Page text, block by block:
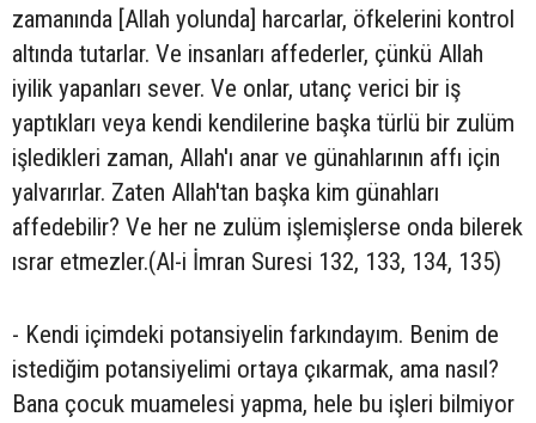
zamanında [Allah yolunda] harcarlar, öfkelerini kontrol
altında tutarlar. Ve insanları affederler, çünkü Allah
iyilik yapanları sever. Ve onlar, utanç verici bir iş
yaptıkları veya kendi kendilerine başka türlü bir zulüm
işledikleri zaman, Allah'ı anar ve günahlarının affı için
yalvarırlar. Zaten Allah'tan başka kim günahları
affedebilir? Ve her ne zulüm işlemişlerse onda bilerek
ısrar etmezler.(Al-i İmran Suresi 132, 133, 134, 135)
- Kendi içimdeki potansiyelin farkındayım. Benim de
istediğim potansiyelimi ortaya çıkarmak, ama nasıl?
Bana çocuk muamelesi yapma, hele bu işleri bilmiyor